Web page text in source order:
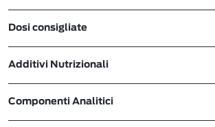
Dosi consigliate
Additivi Nutrizionali
Componenti Analitici